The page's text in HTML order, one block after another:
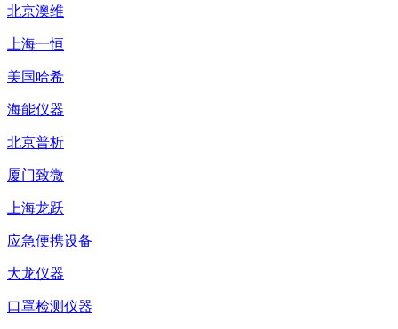
北京澳维
上海一恒
美国哈希
海能仪器
北京普析
厦门致微
上海龙跃
应急便携设备
大龙仪器
口罩检测仪器